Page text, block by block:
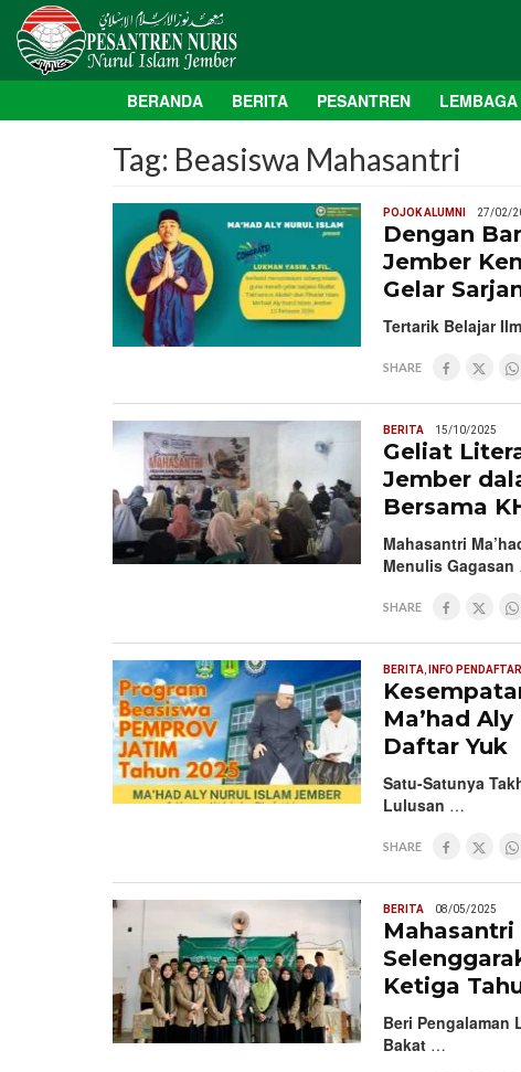
BERANDA BERITA PESANTREN LEMBAGA
Tag: Beasiswa Mahasantri
POJOK ALUMNI 27/02/
Dengan
Jember
Gelar
Tertarik Belajar
SHARE
BERITA 15/10/2025
Geliat
Jember
Bersama
Mahasantri
Menulis Gagasan
SHARE
BERITA, INFO
Ma’had
Daftar Yuk
Satu-Satunya
Lulusan …
SHARE
BERITA 08/05/2025
Mahasantri
Ketiga
Beri Pengalaman
Bakat …